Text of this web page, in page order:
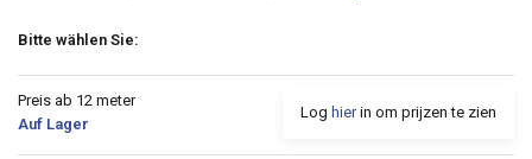
Bitte wählen Sie:
Preis ab 12 meter
Auf Lager
Log hierin om prijzen te zien